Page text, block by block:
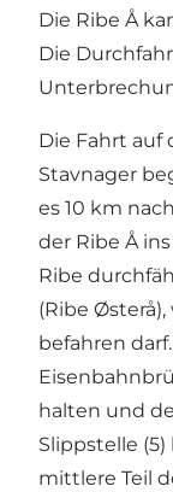
Die Ribe Å
Die
Die Fahrt auf
Stavnager
es 10 km
der Ribe Å
Ribe
(Ribe
befahren
halten und
Slippstelle
mittlere Teil